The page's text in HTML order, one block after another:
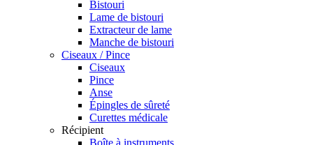
Bistouri
Lame de bistouri
Extracteur de lame
Manche de bistouri
Ciseaux / Pince
Ciseaux
Pince
Anse
Épingles de sûreté
Curettes médicale
Récipient
Boîte à instruments